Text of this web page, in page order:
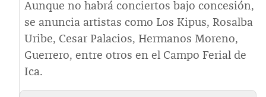
Aunque no habrá conciertos bajo concesión,
se anuncia artistas como Los Kipus, Rosalba
Uribe, Cesar Palacios, Hermanos Moreno,
Guerrero, entre otros en el Campo Ferial de
Ica.